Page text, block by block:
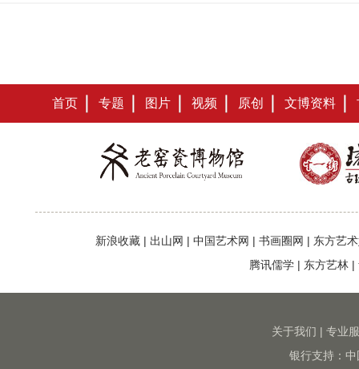
首页 专题 图片 视频 原创 文博资料
新浪收藏 | 出山网 | 中国艺术网 | 书画圈网 | 东方艺
腾讯儒学 | 东方艺林 |
关于我们 | 专业
银行支持：